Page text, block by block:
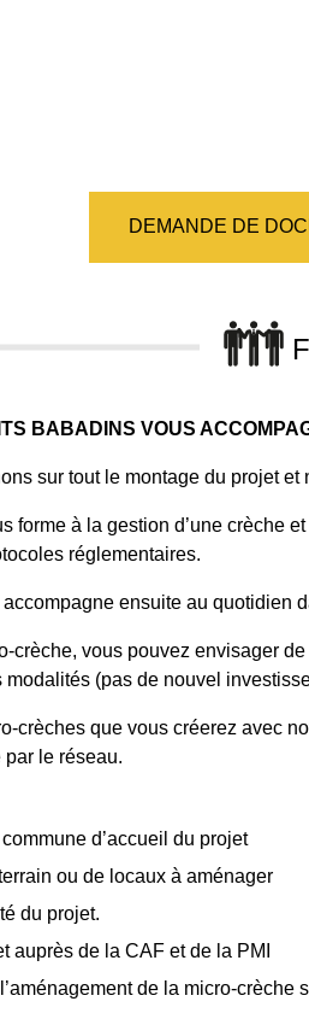
DEMANDE DE
BABADINS VOUS
sur tout le montage du projet
forme à la gestion d’une
réglementaires.
ensuite au quotidien
crèche, vous pouvez envisager
modalités (pas de nouvel
crèches que vous créerez avec
le réseau.
d’accueil du projet
ou de locaux à aménager
du projet.
auprès de la CAF et de la PMI
de la micro-crèche